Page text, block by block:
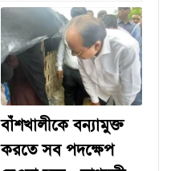
বাঁশখালীকে বন্যামুক্ত
করতে সব পদক্ষেপ